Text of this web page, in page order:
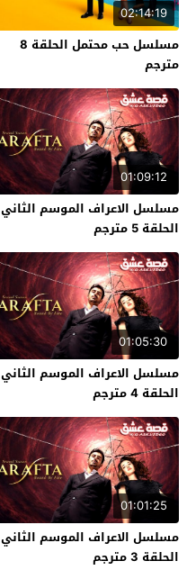
02:14:19
مسلسل حب محتمل الحلقة 8
مترجم
01:09:12
مسلسل الاعراف الموسم الثاني
الحلقة 5 مترجم
01:05:30
مسلسل الاعراف الموسم الثاني
الحلقة 4 مترجم
01:01:25
مسلسل الاعراف الموسم الثاني
الحلقة 3 مترجم